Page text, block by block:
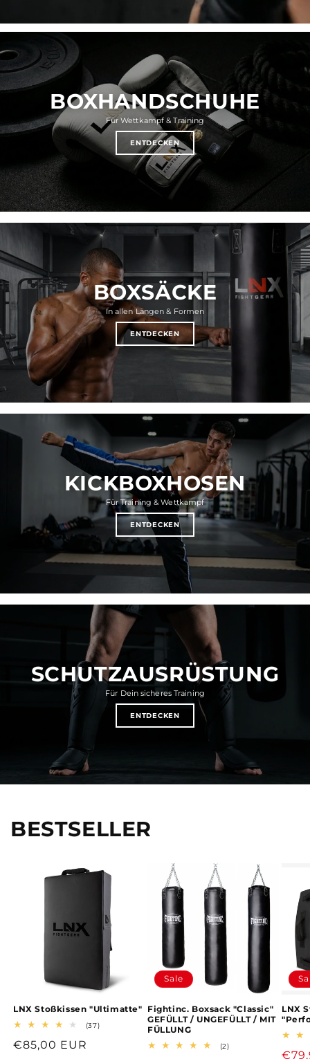
BOXHANDSCHUHE
Für Wettkampf & Training
ENTDECKEN
BOXSÄCKE
In allen Längen & Formen
ENTDECKEN
KICKBOXHOSEN
Für Training & Wettkampf
ENTDECKEN
SCHUTZAUSRÜSTUNG
Für Dein sicheres Training
ENTDECKEN
BESTSELLER
LNX Stoßkissen "Ultimatte"
(37)37
Bewertungen
Normaler
€85,00 EUR
Sale
Fightinc. Boxsack "Classic"
GEFÜLLT / UNGEFÜLLT / MIT
FÜLLUNG
(2)2
Bewertungen
LNX